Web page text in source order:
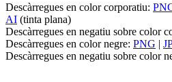
Descàrregues en color corporatiu:
AI (tinta plana)
Descàrregues en negatiu sobre color
Descàrregues en color negre: PNG |
Descàrregues en negatiu sobre color